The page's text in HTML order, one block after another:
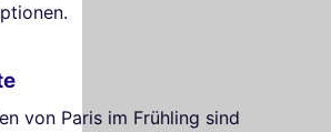
von Paris im Frühling sind